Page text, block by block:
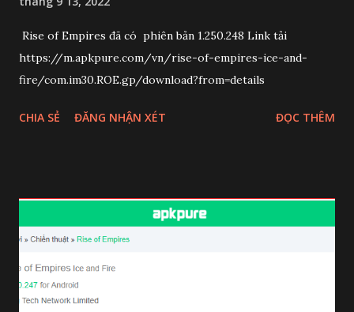
Rise of Empires đã có phiên bản 1.250.248 Link tải
https://m.apkpure.com/vn/rise-of-empires-ice-and-
fire/com.im30.ROE.gp/download?from=details
CHIA SẺ ĐĂNG NHẬN XÉT ĐỌC THÊM